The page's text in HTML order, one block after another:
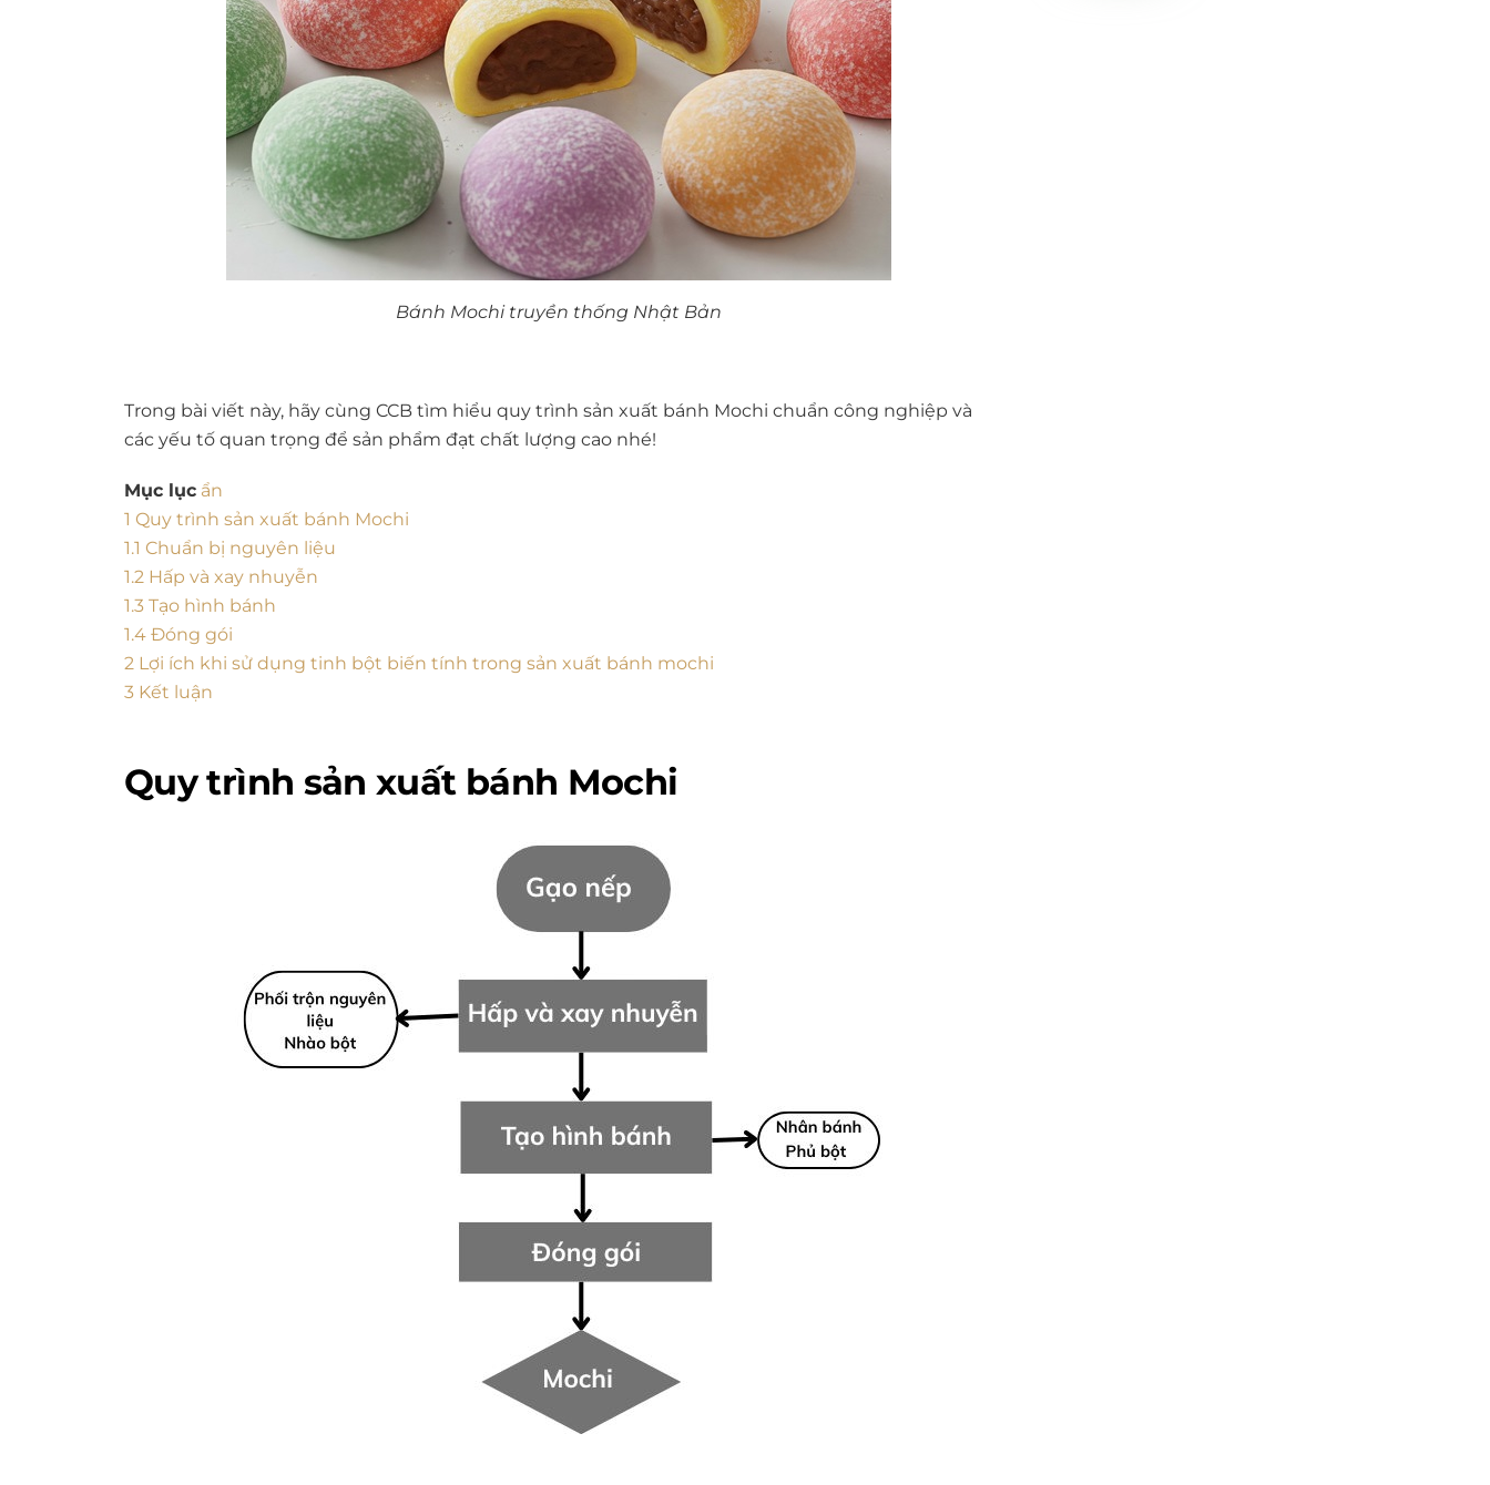
Bánh Mochi truyền thống Nhật Bản
Trong bài viết này, hãy cùng CCB tìm hiểu quy trình sản xuất bánh Mochi chuẩn công nghiệp và
các yếu tố quan trọng để sản phẩm đạt chất lượng cao nhé!
Mục lục ẩn
1 Quy trình sản xuất bánh Mochi
1.1 Chuẩn bị nguyên liệu
1.2 Hấp và xay nhuyễn
1.3 Tạo hình bánh
1.4 Đóng gói
2 Lợi ích khi sử dụng tinh bột biến tính trong sản xuất bánh mochi
3 Kết luận
Quy trình sản xuất bánh Mochi